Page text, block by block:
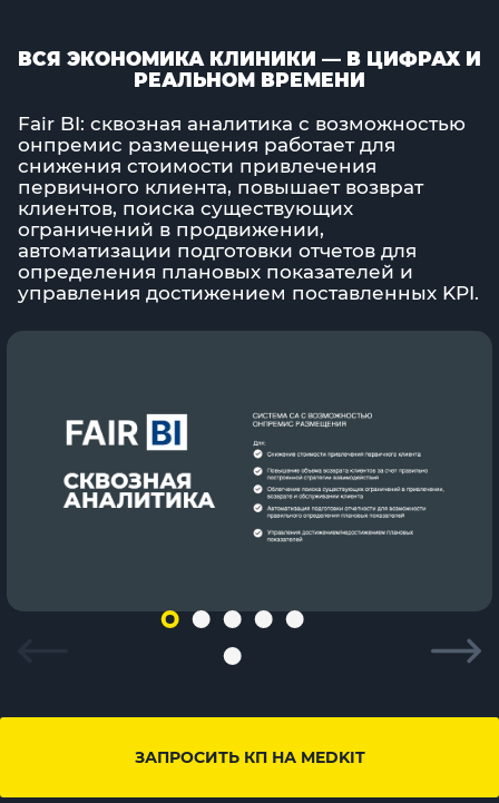
ВСЯ ЭКОНОМИКА КЛИНИКИ — В ЦИФРАХ И
РЕАЛЬНОМ ВРЕМЕНИ
Fair BI: сквозная аналитика с возможностью
онпремис размещения работает для
снижения стоимости привлечения
первичного клиента, повышает возврат
клиентов, поиска существующих
ограничений в продвижении,
автоматизации подготовки отчетов для
определения плановых показателей и
управления достижением поставленных KPI.
ЗАПРОСИТЬ КП НА MEDKIT